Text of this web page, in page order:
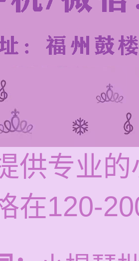
供专业
在120-